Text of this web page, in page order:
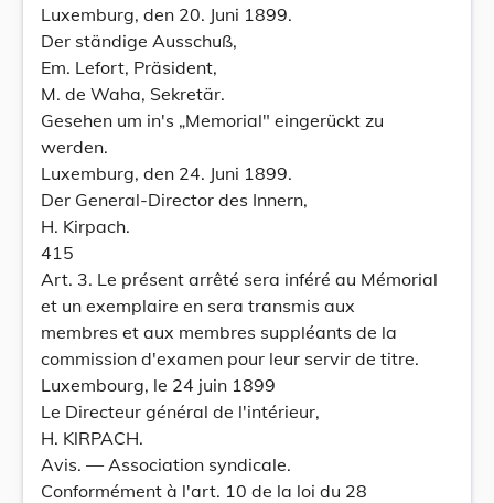
Luxemburg, den 20. Juni 1899.
Der ständige Ausschuß,
Em. Lefort, Präsident,
M. de Waha, Sekretär.
Gesehen um in's „Memorial" eingerückt zu
werden.
Luxemburg, den 24. Juni 1899.
Der General-Director des Innern,
H. Kirpach.
415
Art. 3. Le présent arrêté sera inféré au Mémorial
et un exemplaire en sera transmis aux
membres et aux membres suppléants de la
commission d'examen pour leur servir de titre.
Luxembourg, le 24 juin 1899
Le Directeur général de l'intérieur,
H. KlRPACH.
Avis. — Association syndicale.
Conformément à l'art. 10 de la loi du 28